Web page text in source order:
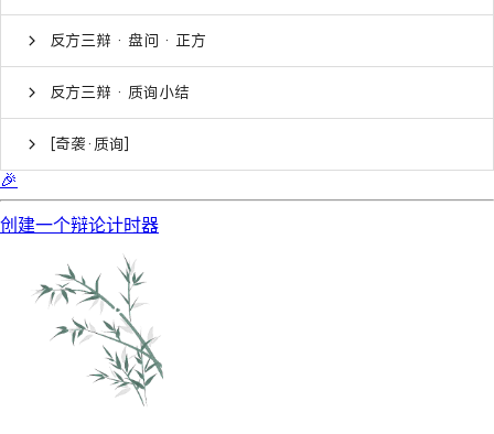
反方三辩 · 盘问 · 正方
反方三辩 · 质询小结
[奇袭·质询]
🎉
创建一个辩论计时器